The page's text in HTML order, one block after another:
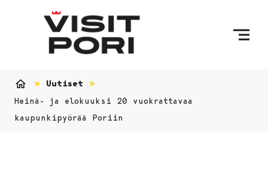
Uutiset
Heinä- ja elokuuksi 20 vuokrattavaa
kaupunkipyörää Poriin